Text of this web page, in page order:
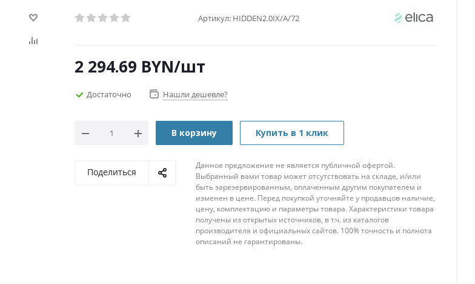
Артикул: HIDDEN2.0IX/A/72
2 294.69 BYN/шт
Достаточно Нашли дешевле?
В корзину Купить в 1 клик
Поделиться
Данное предложение не является публичной офертой.
Выбранный вами товар может отсутствовать на складе, и/или
быть зарезервированным, оплаченным другим покупателем и
изменен в цене. Перед покупкой уточняйте у продавцов наличие,
цену, комплектацию и параметры товара. Характеристики товара
получены из открытых источников, в т.ч. из каталогов
производителя и официальных сайтов. 100% точность и полнота
описаний не гарантированы.